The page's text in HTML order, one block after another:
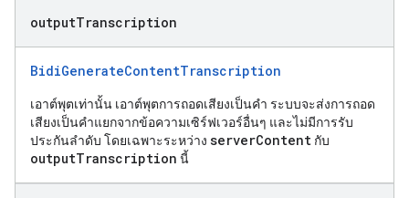
outputTranscription
BidiGenerateContentTranscription
เอาต์พุตเท่านั้น เอาต์พุตการถอดเสียงเป็นคำ ระบบจะส่งการถอด
เสียงเป็นคำแยกจากข้อความเซิร์ฟเวอร์อื่นๆ และไม่มีการรับ
ประกันลำดับ โดยเฉพาะระหว่าง serverContent กับ
outputTranscription นี้